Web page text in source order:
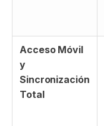
Acceso Móvil
y
Sincronización
Total